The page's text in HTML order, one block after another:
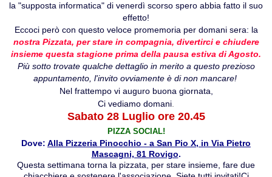
la "supposta informatica" di venerdì scorso spero abbia fatto il suo
effetto!
Eccoci però con questo veloce promemoria per domani sera: la
nostra Pizzata, per stare in compagnia, divertirci e chiudere
insieme questa stagione prima della pausa estiva di Agosto.
Più sotto trovate qualche dettaglio in merito a questo prezioso
appuntamento, l'invito ovviamente è di non mancare!
Nel frattempo vi auguro buona giornata,
Ci vediamo domani.
Sabato 28 Luglio ore 20.45
PIZZA SOCIAL!
Dove: Alla Pizzeria Pinocchio - a San Pio X, in Via Pietro
Mascagni, 81 Rovigo.
Questa settimana torna la pizzata, per stare insieme, fare due